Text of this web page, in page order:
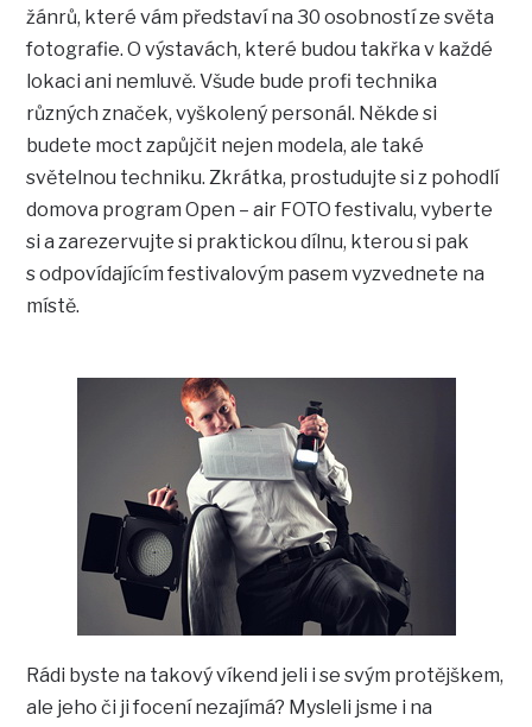
žánrů, které vám představí na 30 osobností ze světa
fotografie. O výstavách, které budou takřka v každé
lokaci ani nemluvě. Všude bude profi technika
různých značek, vyškolený personál. Někde si
budete moct zapůjčit nejen modela, ale také
světelnou techniku. Zkrátka, prostudujte si z pohodlí
domova program Open – air FOTO festivalu, vyberte
si a zarezervujte si praktickou dílnu, kterou si pak
s odpovídajícím festivalovým pasem vyzvednete na
místě.
Rádi byste na takový víkend jeli i se svým protějškem,
ale jeho či ji focení nezajímá? Mysleli jsme i na